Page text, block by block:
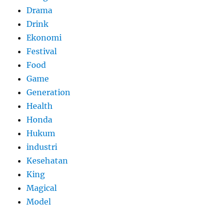
Drama
Drink
Ekonomi
Festival
Food
Game
Generation
Health
Honda
Hukum
industri
Kesehatan
King
Magical
Model